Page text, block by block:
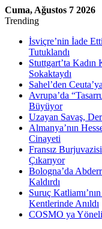
Cuma, Ağustos 7 2026
Trending
İsviçre’nin İade
Tutuklandı
Stuttgart’ta Kadın
Sokaktaydı
Sahel’den
Avrupa’da
Büyüyor
Uzayan Savaş,
Almanya’nın
Cinayeti
Fransız
Çıkarıyor
Bologna’da
Kaldırdı
Suruç
Kentlerinde Anıldı
COSMO ya